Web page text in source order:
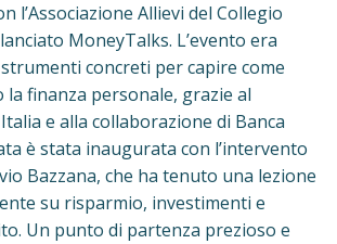
l’Associazione Allievi del Collegio
MoneyTalks. L’evento era
concreti per capire come
finanza personale, grazie al
e alla collaborazione di Banca
è stata inaugurata con l’intervento
Bazzana, che ha tenuto una lezione
su risparmio, investimenti e
Un punto di partenza prezioso e